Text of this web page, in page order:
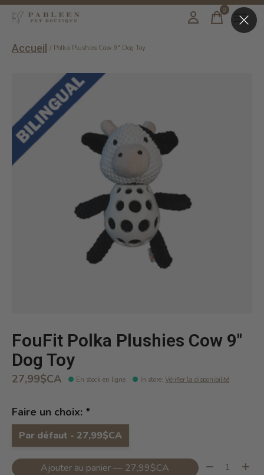
0items
Accueil / Polka Plushies Cow 9" Dog Toy
Slideshow Items
FouFit Polka Plushies Cow 9"
Dog Toy
27,99$CA En stock en ligne In store:Vérifier la disponibilité
Faire un choix: *
Par défaut - 27,99$CA
Ajouter au panier — 27,99$CA Quantité: